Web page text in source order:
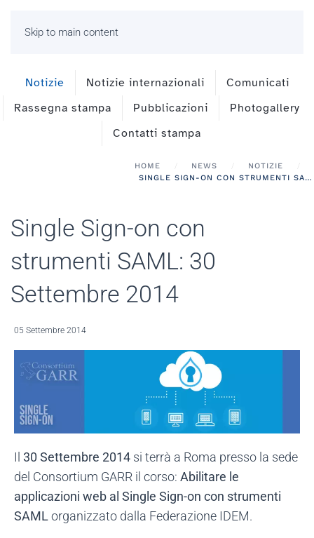
Skip to main content
Notizie Notizie internazionali
Comunicati
Rassegna stampa
Pubblicazioni
Photogallery
Contatti stampa
HOME NEWS
NOTIZIE
SINGLE SIGN-ON CON STRUMENTI SAML: 30 SETTEMBRE 2014
Single Sign-on con
strumenti SAML: 30
Settembre 2014
05 Settembre 2014
Il 30 Settembre 2014 si terrà a Roma presso la sede
del Consortium GARR il corso: Abilitare le
applicazioni web al Single Sign-on con strumenti
SAML organizzato dalla Federazione IDEM.